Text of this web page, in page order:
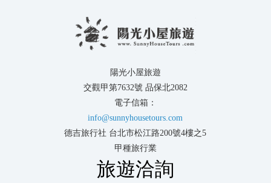
陽光小屋旅遊
交觀甲第7632號 品保北2082
電子信箱：
info@sunnyhousetours.com
德吉旅行社 台北市松江路200號4樓之5
甲種旅行業
旅遊洽詢